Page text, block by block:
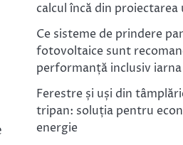
calcul încă din proiectarea
Ce sisteme de prindere
fotovoltaice sunt
performanță inclusiv iarna
Ferestre și uși din
tripan: soluția pentru
energie